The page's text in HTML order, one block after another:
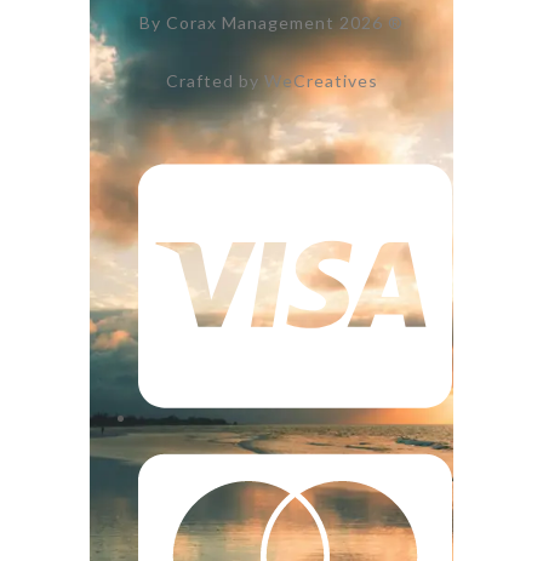
By Corax Management 2026 ®
Crafted by WeCreatives